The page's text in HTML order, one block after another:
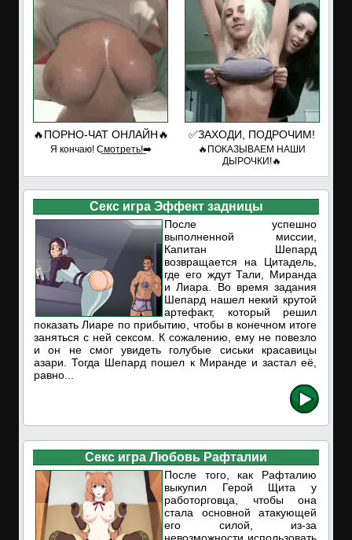
🔥ПОРНО-ЧАТ ОНЛАЙН🔥
Я кончаю! С͟м͟о͟т͟р͟е͟т͟ь͟!➡️
✅ЗАХОДИ, ПОДРОЧИМ!
🔥ПОКАЗЫВАЕМ НАШИ
ДЫРОЧКИ!🔥
Секс игра Эффект задницы
После успешно
выполненной миссии,
Капитан Шепард
возвращается на Цитадель,
где его ждут Тали, Миранда
и Лиара. Во время задания
Шепард нашел некий крутой
артефакт, который решил
показать Лиаре по прибытию, чтобы в конечном итоге
заняться с ней сексом. К сожалению, ему не повезло
и он не смог увидеть голубые сиськи красавицы
азари. Тогда Шепард пошел к Миранде и застал её,
равно...
Секс игра Любовь Рафталии
После того, как Рафталию
выкупил Герой Щита у
работорговца, чтобы она
стала основной атакующей
его силой, из-за